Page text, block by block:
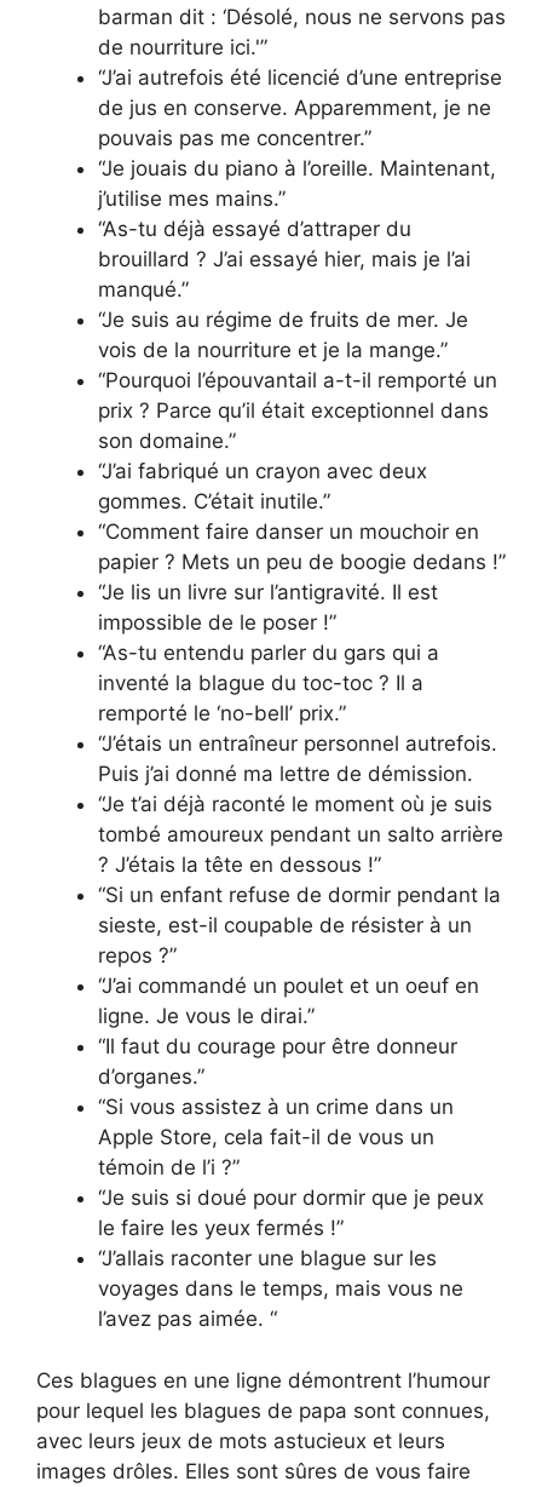
barman dit : ‘Désolé, nous ne servons pas
de nourriture ici.'”
“J’ai autrefois été licencié d’une entreprise
de jus en conserve. Apparemment, je ne
pouvais pas me concentrer.”
“Je jouais du piano à l’oreille. Maintenant,
j’utilise mes mains.”
“As-tu déjà essayé d’attraper du
brouillard ? J’ai essayé hier, mais je l’ai
manqué.”
“Je suis au régime de fruits de mer. Je
vois de la nourriture et je la mange.”
“Pourquoi l’épouvantail a-t-il remporté un
prix ? Parce qu’il était exceptionnel dans
son domaine.”
“J’ai fabriqué un crayon avec deux
gommes. C’était inutile.”
“Comment faire danser un mouchoir en
papier ? Mets un peu de boogie dedans !”
“Je lis un livre sur l’antigravité. Il est
impossible de le poser !”
“As-tu entendu parler du gars qui a
inventé la blague du toc-toc ? Il a
remporté le ‘no-bell’ prix.”
“J’étais un entraîneur personnel autrefois.
Puis j’ai donné ma lettre de démission.
“Je t’ai déjà raconté le moment où je suis
tombé amoureux pendant un salto arrière
? J’étais la tête en dessous !”
“Si un enfant refuse de dormir pendant la
sieste, est-il coupable de résister à un
repos ?”
“J’ai commandé un poulet et un oeuf en
ligne. Je vous le dirai.”
“Il faut du courage pour être donneur
d’organes.”
“Si vous assistez à un crime dans un
Apple Store, cela fait-il de vous un
témoin de l’i ?”
“Je suis si doué pour dormir que je peux
le faire les yeux fermés !”
“J’allais raconter une blague sur les
voyages dans le temps, mais vous ne
l’avez pas aimée. “
Ces blagues en une ligne démontrent l’humour
pour lequel les blagues de papa sont connues,
avec leurs jeux de mots astucieux et leurs
images drôles. Elles sont sûres de vous faire